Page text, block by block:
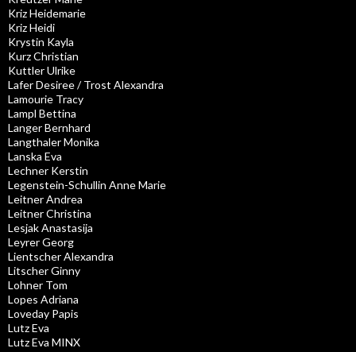
Kriz Heidemarie
Kriz Heidi
Krystin Kayla
Kurz Christian
Kuttler Ulrike
Lafer Desiree / Trost Alexandra
Lamourie Tracy
Lampl Bettina
Langer Bernhard
Langthaler Monika
Lanska Eva
Lechner Kerstin
Legenstein-Schullin Anne Marie
Leitner Andrea
Leitner Christina
Lesjak Anastasija
Leyrer Georg
Lientscher Alexandra
Litscher Ginny
Lohner Tom
Lopes Adriana
Loveday Papis
Lutz Eva
Lutz Eva MINX